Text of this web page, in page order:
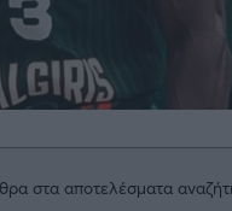
στα αποτελέσματα